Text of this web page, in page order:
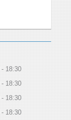
18:30
18:30
18:30
18:30